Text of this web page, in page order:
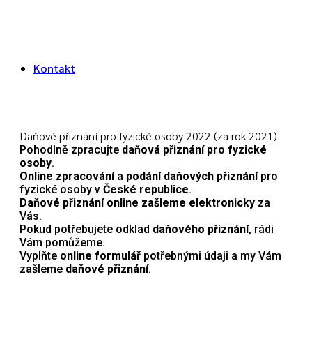
Kontakt
Daňové přiznání pro fyzické osoby 2022 (za rok 2021)
Pohodlně zpracujte daňová přiznání pro fyzické
osoby.
Online zpracovánía podání daňových přiznánípro
fyzické osoby v České republice.
Daňové přiznání online zašleme elektronicky za
Vás.
Pokud potřebujete odklad daňového přiznání, rádi
Vám pomůžeme.
Vyplňte online formulář potřebnými údaji a my Vám
zašleme daňové přiznání.